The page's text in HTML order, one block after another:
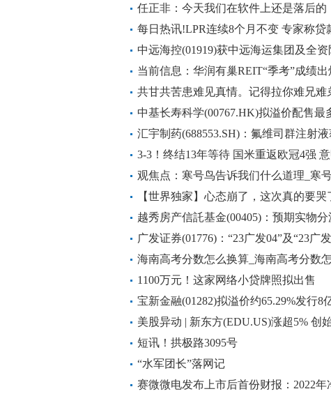
任正非：今天我们在软件上还是落后
世界热资讯
每日热讯!LPR连续8个月不变 专家称贷
中远海控(01919)获中远海运集团及全
亿股 涉资22.1亿元-世界消息
当前信息：华润有巢REIT“季考”成绩
业绩提升
共甘共苦患难见真情。记得拉你难兄
[滴汗][滴汗][捂脸
中基长寿科学(00767.HK)拟溢价配售最
万港元 世界热议
汇宇制药(688553.SH)：氟维司群注射
实时
3-3！终结13年等待 国米重返欧冠4强
兰德比
观焦点：寒号鸟告诉我们什么道理_寒
【世界独家】心态崩了，这次真的要哭
越秀房产信託基金(00405)：预期实物
业务及经营产生任何重大负面影响_全
广发证券(01776)：“23广发04”及“23广
3.21%|天天快看
海南高考分数怎么换算_海南高考分数
1100万元！这家网络小贷牌照拟出售
宝新金融(01282)拟溢价约65.29%发行8
2.247亿港元_焦点讯息
美股异动 | 新东方(EDU.US)涨超5% 创
文旅产业 环球快讯
短讯！拱极路3095号
“水军团长”落网记
赛微微电发布上市后首份财报：2022年